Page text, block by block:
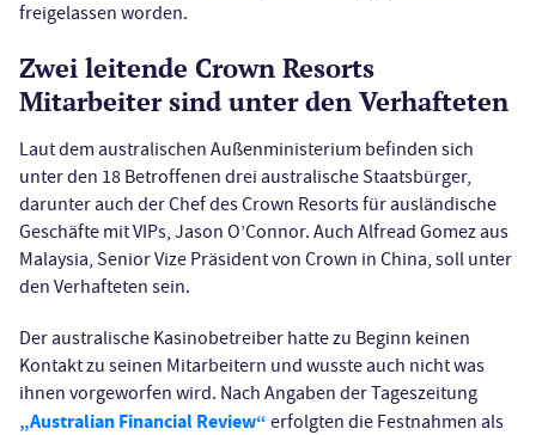
freigelassen worden.
Zwei leitende Crown Resorts
Mitarbeiter sind unter den Verhafteten
Laut dem australischen Außenministerium befinden sich
unter den 18 Betroffenen drei australische Staatsbürger,
darunter auch der Chef des Crown Resorts für ausländische
Geschäfte mit VIPs, Jason O’Connor. Auch Alfread Gomez aus
Malaysia, Senior Vize Präsident von Crown in China, soll unter
den Verhafteten sein.
Der australische Kasinobetreiber hatte zu Beginn keinen
Kontakt zu seinen Mitarbeitern und wusste auch nicht was
ihnen vorgeworfen wird. Nach Angaben der Tageszeitung
„Australian Financial Review“ erfolgten die Festnahmen als